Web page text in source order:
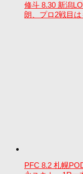
修斗 8.30 新潟
朗、プロ2戦目
PFC 8.2 札幌